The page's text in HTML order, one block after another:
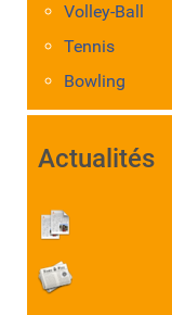
Volley-Ball
Tennis
Bowling
Actualités